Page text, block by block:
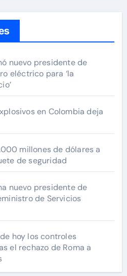
nuevo presidente de
eléctrico para ‘la
en Colombia deja
millones de dólares a
de seguridad
nuevo presidente de
de Servicios
hoy los controles
el rechazo de Roma a